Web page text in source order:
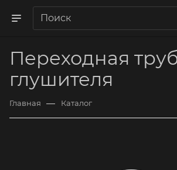
Переходная
глушителя
Главная — Каталог